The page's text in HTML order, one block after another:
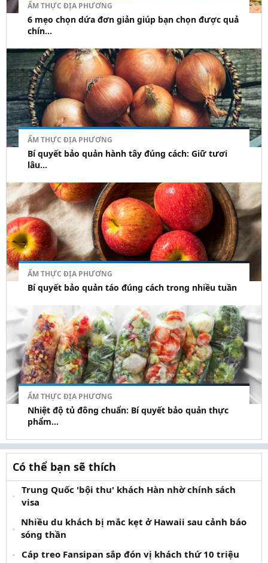
ẨM THỰC ĐỊA PHƯƠNG
6 mẹo chọn dứa đơn giản giúp bạn chọn được quả
chín...
ẨM THỰC ĐỊA PHƯƠNG
Bí quyết bảo quản hành tây đúng cách: Giữ tươi
lâu...
ẨM THỰC ĐỊA PHƯƠNG
Bí quyết bảo quản táo đúng cách trong nhiều tuần
ẨM THỰC ĐỊA PHƯƠNG
Nhiệt độ tủ đông chuẩn: Bí quyết bảo quản thực
phẩm...
Có thể bạn sẽ thích
Trung Quốc 'bội thu' khách Hàn nhờ chính sách
visa
Nhiều du khách bị mắc kẹt ở Hawaii sau cảnh báo
sóng thần
Cáp treo Fansipan sắp đón vị khách thứ 10 triệu